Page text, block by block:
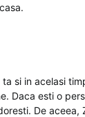
si in acelasi
Daca esti o
De aceea,